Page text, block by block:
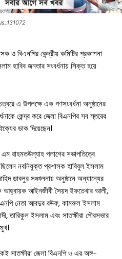
ও বিএনপির কেন্দ্রীয় কমিটির প্রকাশনা
হাবিব জনতার সংবর্ধনায় সিক্ত হয়ে
এ উপলক্ষে এক গণসংবর্ধনা অনুষ্ঠানের
কেন্দ্র করে জেলা বিএনপির সব স্তরের
ডাক দিয়েছেন।
রাহমতউল্যাহ পলাশের সভাপতিত্বে
নবনিযুক্ত প্রশাসক হাবিবুল ইসলাম
ডাবলুর সঞ্চালনায় অনুষ্ঠানে অন্যান্যের
আহ্বায়ক আইনজীবী সৈয়দ ইফতেখার আলী,
নেতা আবদুর রউফ, কামরুল ইসলাম
তারিকুল ইসলাম এবং সাতক্ষীরা পৌরসভার
সাতক্ষীরা জেলা বিএনপি ও এর অঙ্গ-